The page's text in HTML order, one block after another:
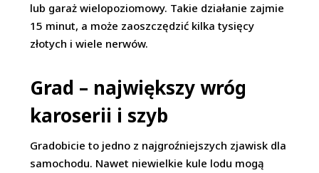
lub garaż wielopoziomowy. Takie działanie zajmie
15 minut, a może zaoszczędzić kilka tysięcy
złotych i wiele nerwów.
Grad – największy wróg
karoserii i szyb
Gradobicie to jedno z najgroźniejszych zjawisk dla
samochodu. Nawet niewielkie kule lodu mogą